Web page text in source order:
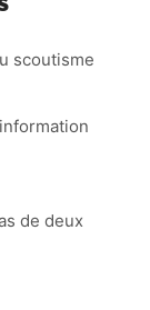
scoutisme
de deux